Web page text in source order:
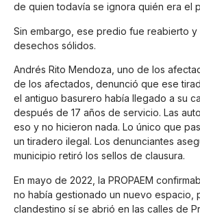
de quien todavía se ignora quién era el
Sin embargo, ese predio fue reabierto y
desechos sólidos.
Andrés Rito Mendoza, uno de los
de los afectados, denunció que ese
el antiguo basurero había llegado a su
después de 17 años de servicio. Las
eso y no hicieron nada. Lo único que
un tiradero ilegal. Los denunciantes
municipio retiró los sellos de clausura.
En mayo de 2022, la PROPAEM
no había gestionado un nuevo espacio,
clandestino sí se abrió en las calles de